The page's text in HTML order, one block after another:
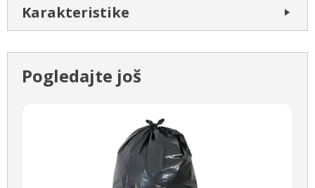
Karakteristike
Pogledajte još